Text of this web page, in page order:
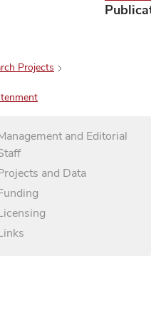
Projects
and Editorial
and Data